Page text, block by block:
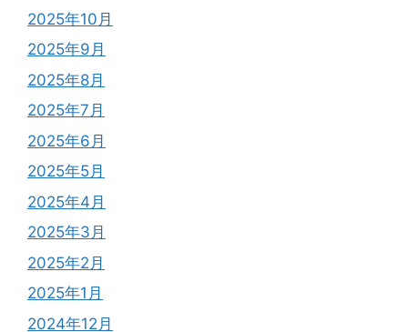
2025年10月
2025年9月
2025年8月
2025年7月
2025年6月
2025年5月
2025年4月
2025年3月
2025年2月
2025年1月
2024年12月